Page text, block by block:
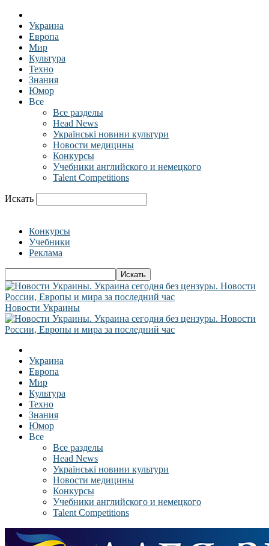
Украина
Европа
Мир
Культура
Техно
Знания
Юмор
Все
Все разделы
Head News
Українські новини культури
Новости медицины
Конкурсы
Учебники английского и немецкого
Talent Competitions
Искать
Конкурсы
Учебники
Реклама
Новости Украины
Украина
Европа
Мир
Культура
Техно
Знания
Юмор
Все
Все разделы
Head News
Українські новини культури
Новости медицины
Конкурсы
Учебники английского и немецкого
Talent Competitions